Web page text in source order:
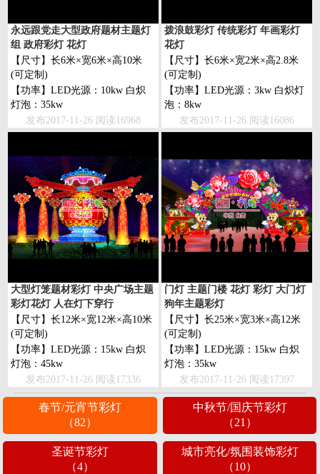
永远跟党走大型政府题材主题灯
组 政府彩灯 花灯
【尺寸】长6米×宽6米×高10米
(可定制)
【功率】LED光源：10kw 白炽
灯泡：35kw
发布2017-11-26 阅读16968
拨浪鼓彩灯 传统彩灯 年画彩灯
花灯
【尺寸】长6米×宽2米×高2.8米
(可定制)
【功率】LED光源：3kw 白炽灯
泡：8kw
发布2017-11-26 阅读16086
大型灯笼题材彩灯 中央广场主题
彩灯花灯 人在灯下穿行
【尺寸】长12米×宽12米×高10米
(可定制)
【功率】LED光源：15kw 白炽
灯泡：45kw
发布2017-11-26 阅读17336
门灯 主题门楼 花灯 彩灯 大门灯
狗年主题彩灯
【尺寸】长25米×宽3米×高12米
(可定制)
【功率】LED光源：15kw 白炽
灯泡：35kw
发布2017-11-26 阅读17397
春节/元宵节彩灯
（82）
中秋节/国庆节彩灯
（21）
圣诞节彩灯
（4）
城市亮化/氛围装饰彩灯
（10）